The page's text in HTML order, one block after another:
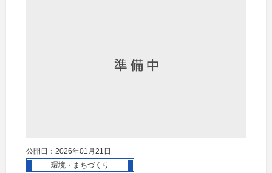
公開日：2026年01月21日
環境・まちづくり